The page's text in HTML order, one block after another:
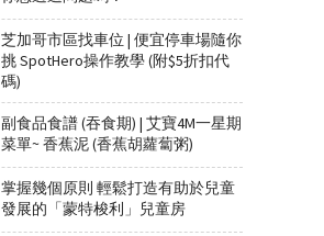
芝加哥市區找車位 | 便宜停車場隨你
挑 SpotHero操作教學 (附$5折扣代
碼)
副食品食譜 (吞食期) | 艾寶4M一星期
菜單~ 香蕉泥 (香蕉胡蘿蔔粥)
掌握幾個原則 輕鬆打造有助於兒童
發展的「蒙特梭利」兒童房